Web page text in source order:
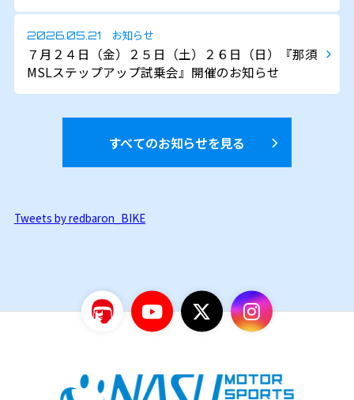
2026.05.21 お知らせ
７月２４日（金）２５日（土）２６日（日）『那須
MSLステップアップ試乗会』開催のお知らせ
すべてのお知らせを見る
Tweets by redbaron_BIKE